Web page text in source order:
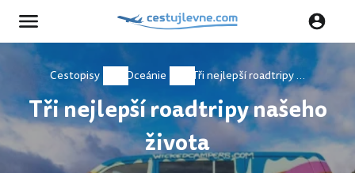
Cestopisy Oceánie Tři nejlepší roadtripy našeho života
Tři nejlepší roadtripy našeho
života